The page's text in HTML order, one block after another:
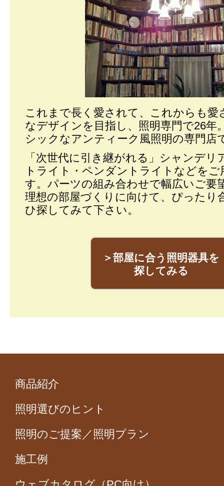
これまで長く愛されて、これからも愛
なデザインを目指し、照明専門で26年
シックなアンティーク風照明の専門店
「次世代に引き継がれる」シャンデリ
トライト・ペンダントライトなどを
す。パーツの組み合わせで幅広いご要
理想の部屋づくりに向けて、ぴったり
ひ探してみて下さい。
＞部屋に合う照明器具を
探してみる
商品紹介
照明選びのヒント
照明のご提案／照明プラン
施工例